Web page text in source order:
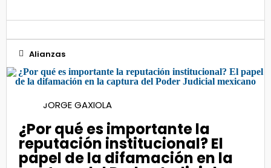
Alianzas
16JORGE GAXIOLA
¿Por qué es importante la
reputación institucional? El
papel de la difamación en la